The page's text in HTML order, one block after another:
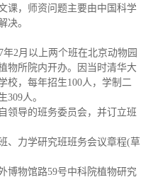
课，师资问题主要由中国科学
决。
2月以上两个班在北京动物园
物所院内开办。因当时清华大
校，每年招生100人，学制二
309人。
领导的班务委员会，并订立班
、力学研究班班务会议章程(草
博物馆路59号中科院植物研究